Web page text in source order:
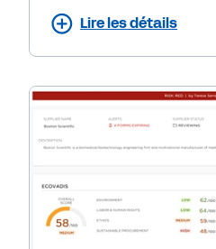
Lire les détails